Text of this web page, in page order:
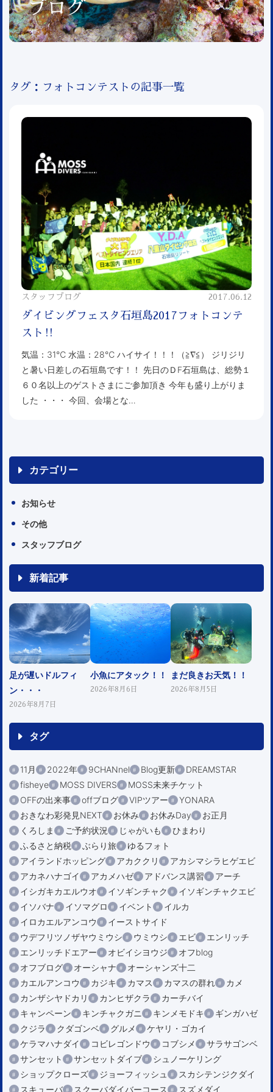
ブログ
タグ：フォトコンテストの記事一覧
スタッフブログ 2017.06.12
ダイビングフェスタ石垣島2017フォトコンテ
スト‼︎
気温：31℃ 水温：28℃ ハイサイ！！！（≧∇≦） ジリジリ
と暑い日差しの石垣島です！！ 先日のＤF石垣島は、総勢１
６０名以上のゲストさまにご参加頂き 今年も盛り上がりま
した ・・・ 今回、会場とな…
カテゴリー
お知らせ
その他
スタッフブログ
新着記事
足が遅いドルフィ
ン・・・
2026年8月7日
小魚にアタック！！
2026年8月6日
まだ良きお天気！！
2026年8月5日
タグ
11月 2022年 9CHANnel Blog更新
DREAMSTAR
fisheye
MOSS DIVERS
MOSS未来チケット
OFFの出来事
offブログ VIPツアー
YONARA
おきなわ彩発見NEXT
お休み お休みDay
お正月
くろしま
ご予約状況 じゃがいも
ひまわり
ふるさと納税
ぶらり旅
ゆるフォト
アイランドホッピング
アカククリ
アカシマシラヒゲエビ
アカネハナゴイ
アカメハゼ アドバンス講習
アーチ
イシガキカエルウオ
イソギンチャク
イソギンチャクエビ
イソバナ
イソマグロ イベント
イルカ
イロカエルアンコウ
イーストサイド
ウデフリツノザヤウミウシ
ウミウシ エビ
エンリッチ
エンリッチドエアー
オビイシヨウジ
オフblog
オフブログ
オーシャナ
オーシャンズ十二
カエルアンコウ
カジキ カマス カマスの群れ
カメ
カンザシヤドカリ
カンヒザクラ
カーチバイ
キャンペーン
キンチャクガニ キンメモドキ
ギンガハゼ
クジラ
クダゴンベ グルメ
ケヤリ・ゴカイ
ケラマハナダイ
コビレゴンドウ コブシメ
サラサゴンベ
サンセット
サンセットダイブ
シュノーケリング
ショップクローズ
ジョーフィッシュ
スカシテンジクダイ
スキューバ
スクーバダイバーコース スズメダイ